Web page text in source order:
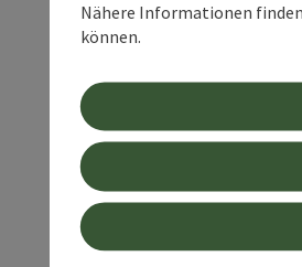
Nähere Informationen
können.